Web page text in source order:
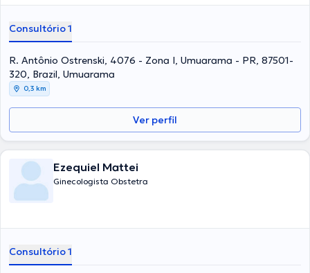
Consultório 1
R. Antônio Ostrenski, 4076 - Zona I, Umuarama - PR, 87501-
320, Brazil, Umuarama
0,3 km
Ver perfil
Ezequiel Mattei
Ginecologista Obstetra
Consultório 1